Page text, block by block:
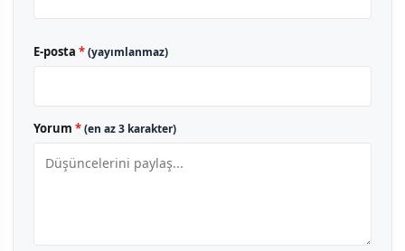
E-posta *(yayımlanmaz)
Yorum *(en az 3 karakter)